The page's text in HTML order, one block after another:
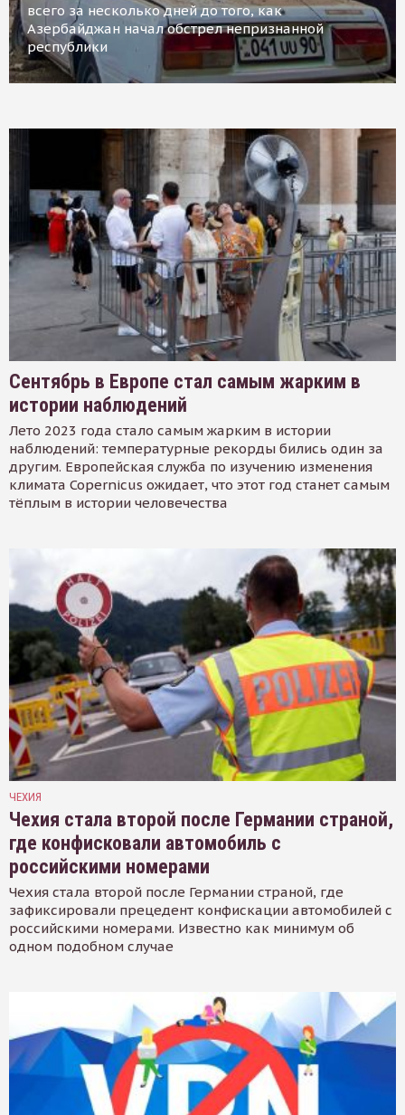
всего за несколько дней до того, как
Азербайджан начал обстрел непризнанной
республики
Сентябрь в Европе стал самым жарким в
истории наблюдений
Лето 2023 года стало самым жарким в истории
наблюдений: температурные рекорды бились один за
другим. Европейская служба по изучению изменения
климата Copernicus ожидает, что этот год станет самым
тёплым в истории человечества
ЧЕХИЯ
Чехия стала второй после Германии страной,
где конфисковали автомобиль с
российскими номерами
Чехия стала второй после Германии страной, где
зафиксировали прецедент конфискации автомобилей с
российскими номерами. Известно как минимум об
одном подобном случае